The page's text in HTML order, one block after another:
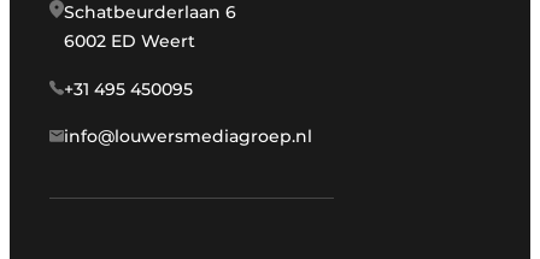
Schatbeurderlaan 6
6002 ED Weert
+31 495 450095
info@louwersmediagroep.nl